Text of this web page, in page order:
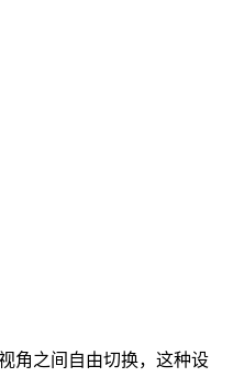
角之间自由切换，这种设